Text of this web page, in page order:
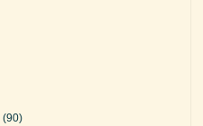
(90)